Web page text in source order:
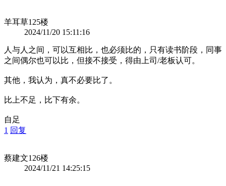
羊耳草125楼
2024/11/20 15:11:16
人与人之间，可以互相比，也必须比的，只有读书阶段，同事
之间偶尔也可以比，但接不接受，得由上司/老板认可。
其他，我认为，真不必要比了。
比上不足，比下有余。
自足
1 回复
蔡建文126楼
2024/11/21 14:25:15